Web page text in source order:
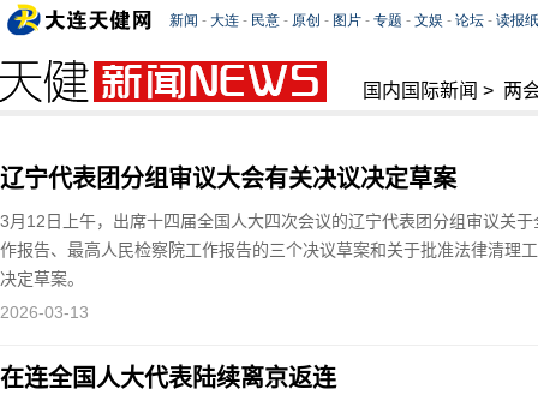
国内国际新闻 > 两
辽宁代表团分组审议大会有关决议决定草案
3月12日上午，出席十四届全国人大四次会议的辽宁代表团分组审议关
作报告、最高人民检察院工作报告的三个决议草案和关于批准法律清理
决定草案。
2026-03-13
在连全国人大代表陆续离京返连